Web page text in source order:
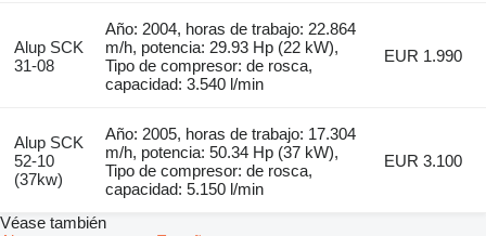
Alup SCK
31-08
Año: 2004, horas de trabajo: 22.864
m/h, potencia: 29.93 Hp (22 kW),
Tipo de compresor: de rosca,
capacidad: 3.540 l/min
EUR 1.990
Alup SCK
52-10
(37kw)
Año: 2005, horas de trabajo: 17.304
m/h, potencia: 50.34 Hp (37 kW),
Tipo de compresor: de rosca,
capacidad: 5.150 l/min
EUR 3.100
Véase también